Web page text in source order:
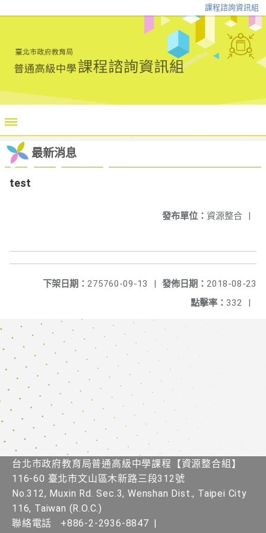
課程諮詢資訊組
最新消息
test
發布單位： 資源整合 |
發佈日期： 2018-08-23
下架日期： 275760-09-13
|
點擊率： 332 |
台北市政府教育局普通高級中學課程​【資源整合組】
116-60 臺北市文山區木新路三段312號
No.312, Muxin Rd. Sec.3, Wenshan Dist., Taipei City
116, Taiwan (R.O.C.)
聯絡電話
+886-2-2936-8847 |